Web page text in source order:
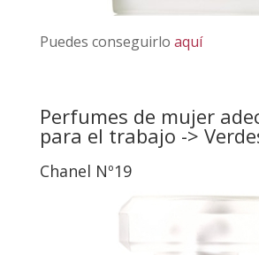
Puedes conseguirlo aquí
Perfumes de mujer
para el trabajo ->
Chanel Nº19